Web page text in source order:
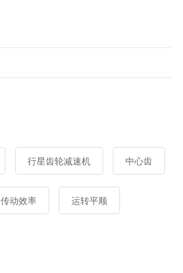
行星齿轮减速机 中心齿
传动效率 运转平顺